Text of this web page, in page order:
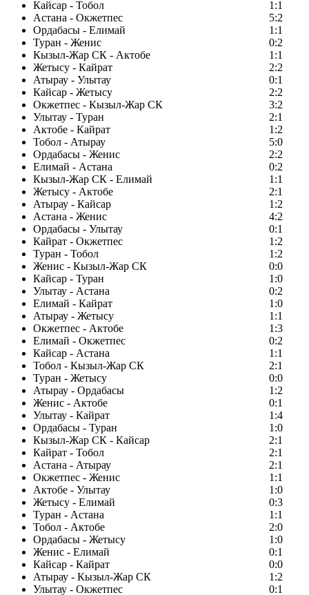
Кайсар - Тобол
1:1
Астана - Окжетпес
5:2
Ордабасы - Елимай
1:1
Туран - Женис
0:2
Кызыл-Жар СК - Актобе
1:1
Жетысу - Кайрат
2:2
Атырау - Улытау
0:1
Кайсар - Жетысу
2:2
Окжетпес - Кызыл-Жар СК
3:2
Улытау - Туран
2:1
Актобе - Кайрат
1:2
Тобол - Атырау
5:0
Ордабасы - Женис
2:2
Елимай - Астана
0:2
Кызыл-Жар СК - Елимай
1:1
Жетысу - Актобе
2:1
Атырау - Кайсар
1:2
Астана - Женис
4:2
Ордабасы - Улытау
0:1
Кайрат - Окжетпес
1:2
Туран - Тобол
1:2
Женис - Кызыл-Жар СК
0:0
Кайсар - Туран
1:0
Улытау - Астана
0:2
Елимай - Кайрат
1:0
Атырау - Жетысу
1:1
Окжетпес - Актобе
1:3
Елимай - Окжетпес
0:2
Кайсар - Астана
1:1
Тобол - Кызыл-Жар СК
2:1
Туран - Жетысу
0:0
Атырау - Ордабасы
1:2
Женис - Актобе
0:1
Улытау - Кайрат
1:4
Ордабасы - Туран
1:0
Кызыл-Жар СК - Кайсар
2:1
Кайрат - Тобол
2:1
Астана - Атырау
2:1
Окжетпес - Женис
1:1
Актобе - Улытау
1:0
Жетысу - Елимай
0:3
Туран - Астана
1:1
Тобол - Актобе
2:0
Ордабасы - Жетысу
1:0
Женис - Елимай
0:1
Кайсар - Кайрат
0:0
Атырау - Кызыл-Жар СК
1:2
Улытау - Окжетпес
0:1